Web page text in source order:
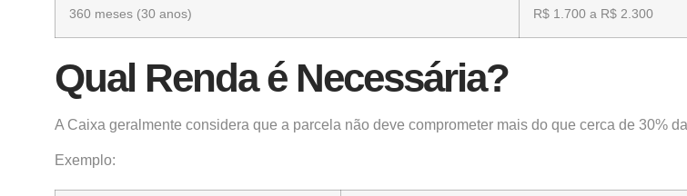
360 meses (30 anos) R$ 1.700 a R$ 2.300
Qual Renda é Necessária?
A Caixa geralmente considera que a parcela não deve comprometer mais do que cerca de 30%
Exemplo: